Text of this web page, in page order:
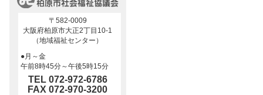
〒582-0009
大阪府柏原市大正2丁目10-1
（地域福祉センター）
●月～金
午前8時45分～午後5時15分
TEL 072-972-6786
FAX 072-970-3200